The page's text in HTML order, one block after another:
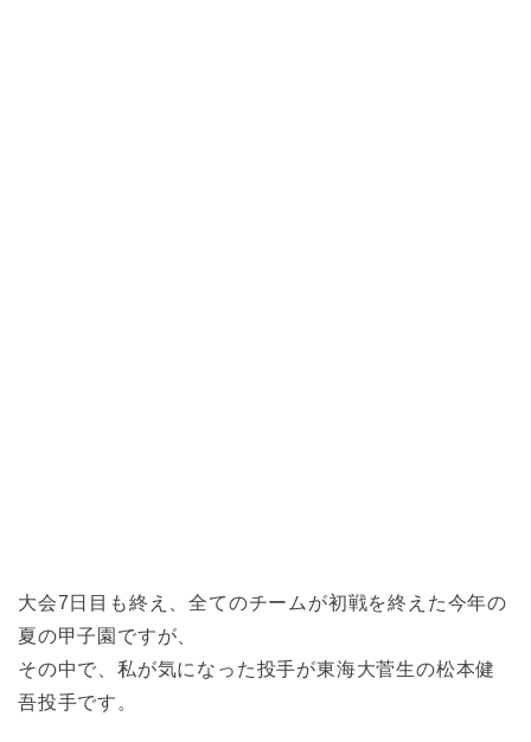
大会7日目も終え、全てのチームが初戦を終えた今年の
夏の甲子園ですが、
その中で、私が気になった投手が東海大菅生の松本健
吾投手です。